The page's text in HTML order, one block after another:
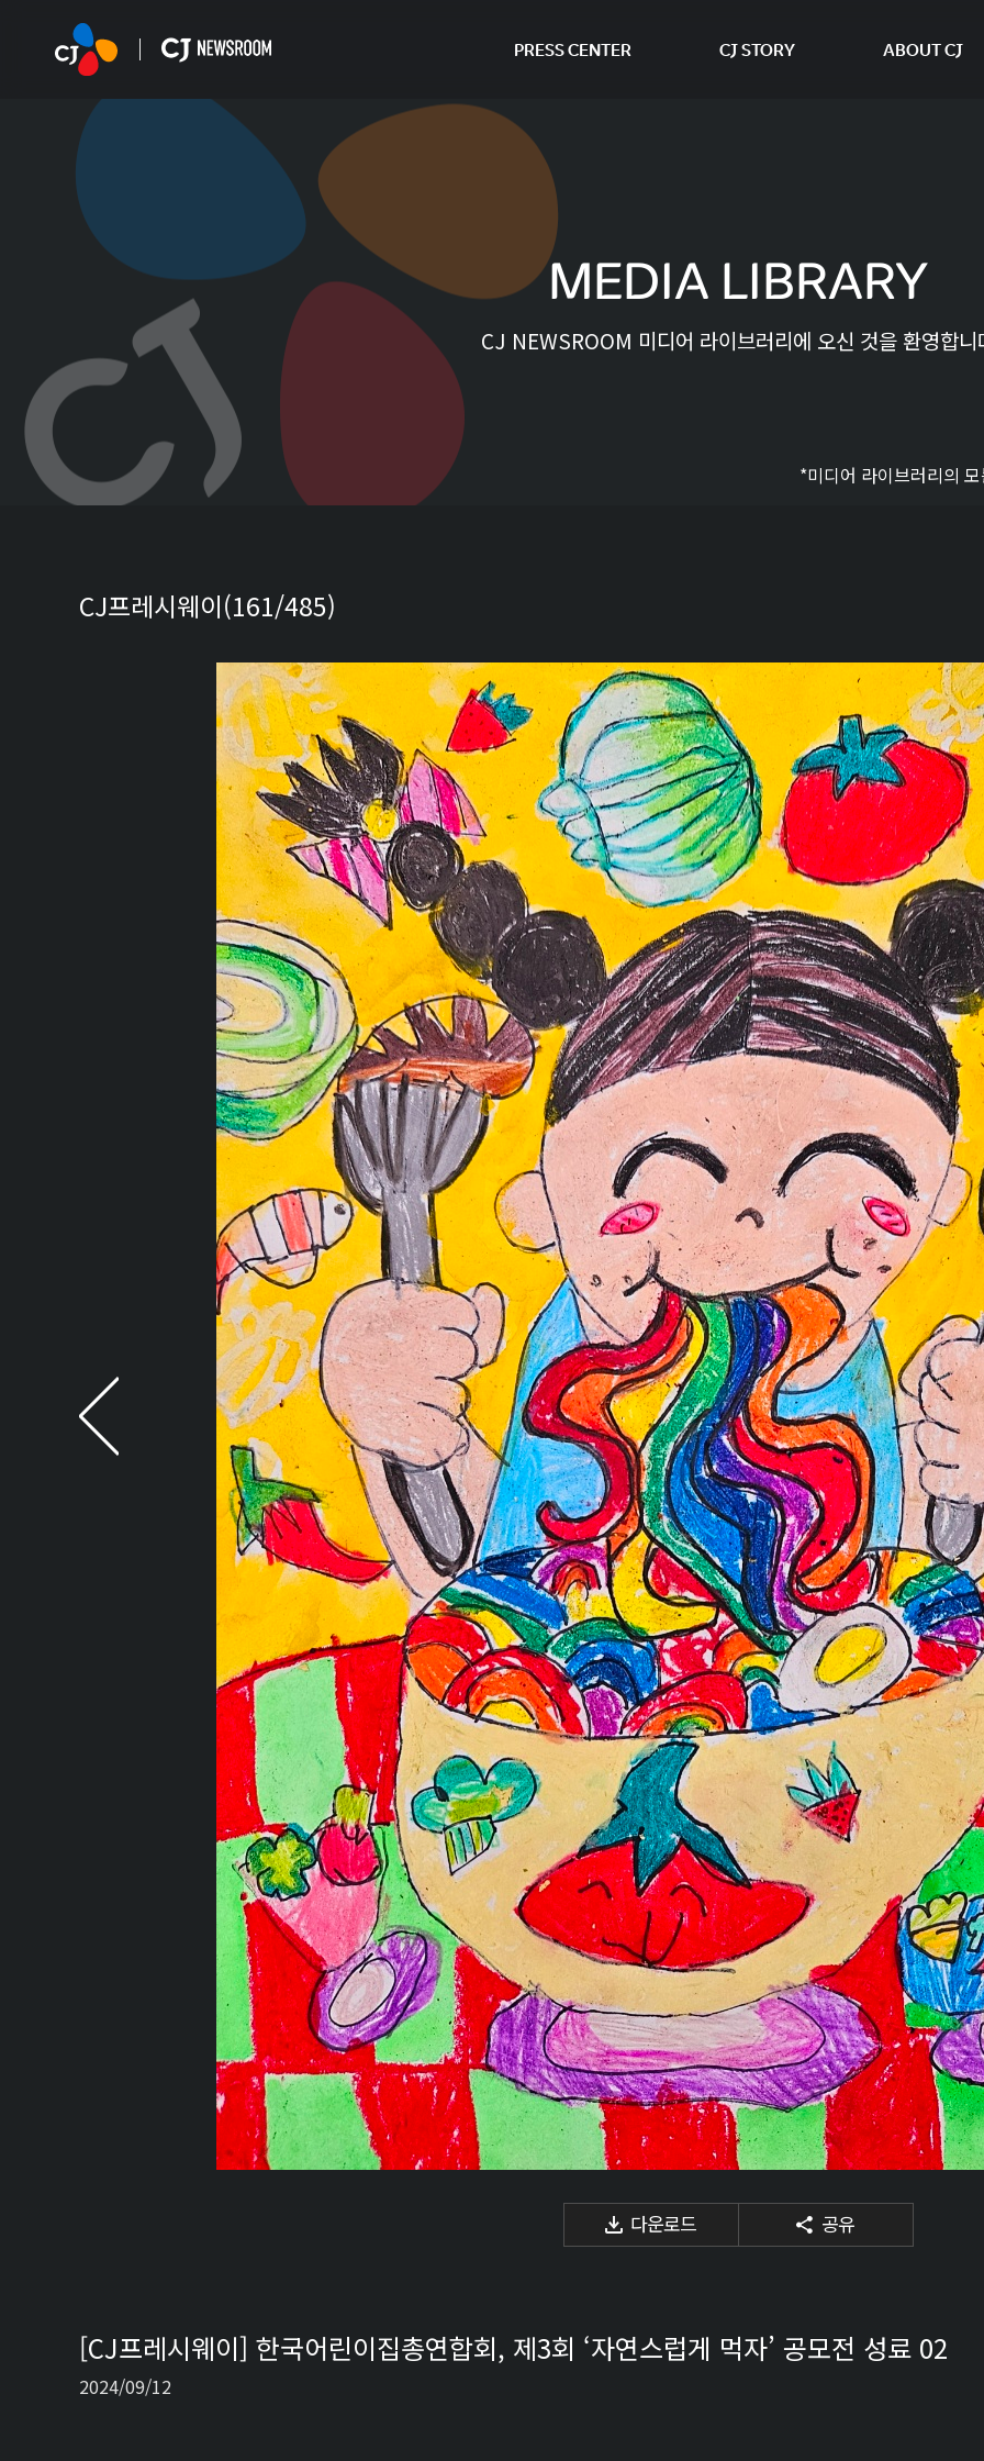
PRESS CENTER CJ STORY ABOUT CJ
MEDIA LIBRARY
CJ NEWSROOM 미디어 라이브러리에 오신 것을 환영합니
*미디어 라이브러리의
CJ프레시웨이(161/485)
다운로드 공유
[CJ프레시웨이] 한국어린이집총연합회, 제3회 ‘자연스럽게 먹자’ 공모전 성료 02
2024/09/12